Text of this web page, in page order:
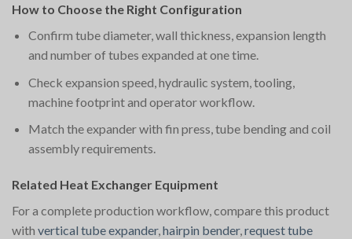
How to Choose the Right Configuration
Confirm tube diameter, wall thickness, expansion length
and number of tubes expanded at one time.
Check expansion speed, hydraulic system, tooling,
machine footprint and operator workflow.
Match the expander with fin press, tube bending and coil
assembly requirements.
Related Heat Exchanger Equipment
For a complete production workflow, compare this product
with vertical tube expander,hairpin bender,request tube